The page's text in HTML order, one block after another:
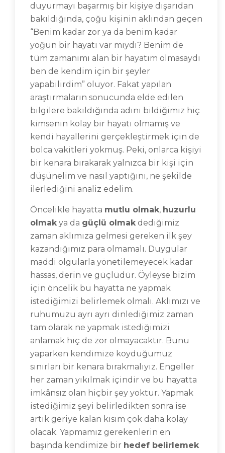
duyurmayı başarmış bir kişiye dışarıdan
bakıldığında, çoğu kişinin aklından geçen
“Benim kadar zor ya da benim kadar
yoğun bir hayatı var mıydı? Benim de
tüm zamanımı alan bir hayatım olmasaydı
ben de kendim için bir şeyler
yapabilirdim” oluyor. Fakat yapılan
araştırmaların sonucunda elde edilen
bilgilere bakıldığında adını bildiğimiz hiç
kimsenin kolay bir hayatı olmamış ve
kendi hayallerini gerçekleştirmek için de
bolca vakitleri yokmuş. Peki, onlarca kişiyi
bir kenara bırakarak yalnızca bir kişi için
düşünelim ve nasıl yaptığını, ne şekilde
ilerlediğini analiz edelim.
Öncelikle hayatta mutlu olmak, huzurlu
olmak ya da güçlü olmak dediğimiz
zaman aklımıza gelmesi gereken ilk şey
kazandığımız para olmamalı. Duygular
maddi olgularla yönetilemeyecek kadar
hassas, derin ve güçlüdür. Öyleyse bizim
için öncelik bu hayatta ne yapmak
istediğimizi belirlemek olmalı. Aklımızı ve
ruhumuzu ayrı ayrı dinlediğimiz zaman
tam olarak ne yapmak istediğimizi
anlamak hiç de zor olmayacaktır. Bunu
yaparken kendimize koyduğumuz
sınırları bir kenara bırakmalıyız. Engeller
her zaman yıkılmak içindir ve bu hayatta
imkânsız olan hiçbir şey yoktur. Yapmak
istediğimiz şeyi belirledikten sonra ise
artık geriye kalan kısım çok daha kolay
olacak. Yapmamız gerekenlerin en
başında kendimize bir hedef belirlemek